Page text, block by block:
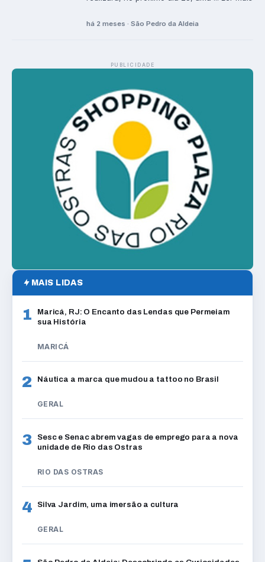
há 2 meses · São Pedro da Aldeia
PUBLICIDADE
MAIS LIDAS
1
Maricá, RJ: O Encanto das Lendas que Permeiam
sua História
MARICÁ
2 Náutica a marca que mudou a tattoo no Brasil
GERAL
3
Sesc e Senac abrem vagas de emprego para a nova
unidade de Rio das Ostras
RIO DAS OSTRAS
4 Silva Jardim, uma imersão a cultura
GERAL